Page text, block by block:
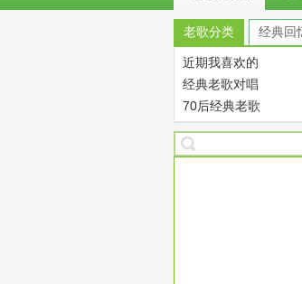
老歌分类 经典回
近期我喜欢的
经典老歌对唱
70后经典老歌